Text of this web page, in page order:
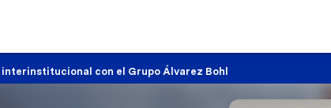
con el Grupo Álvarez Bohl